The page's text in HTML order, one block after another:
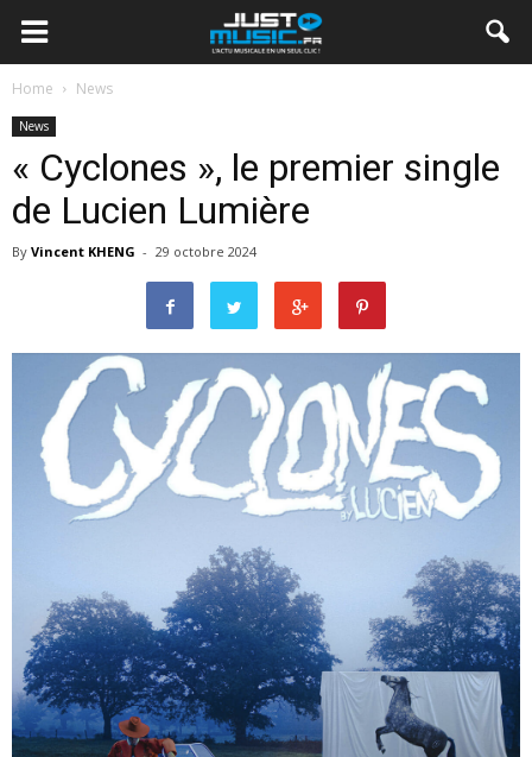
Home News
News
« Cyclones », le premier single
de Lucien Lumière
By Vincent KHENG - 29 octobre 2024